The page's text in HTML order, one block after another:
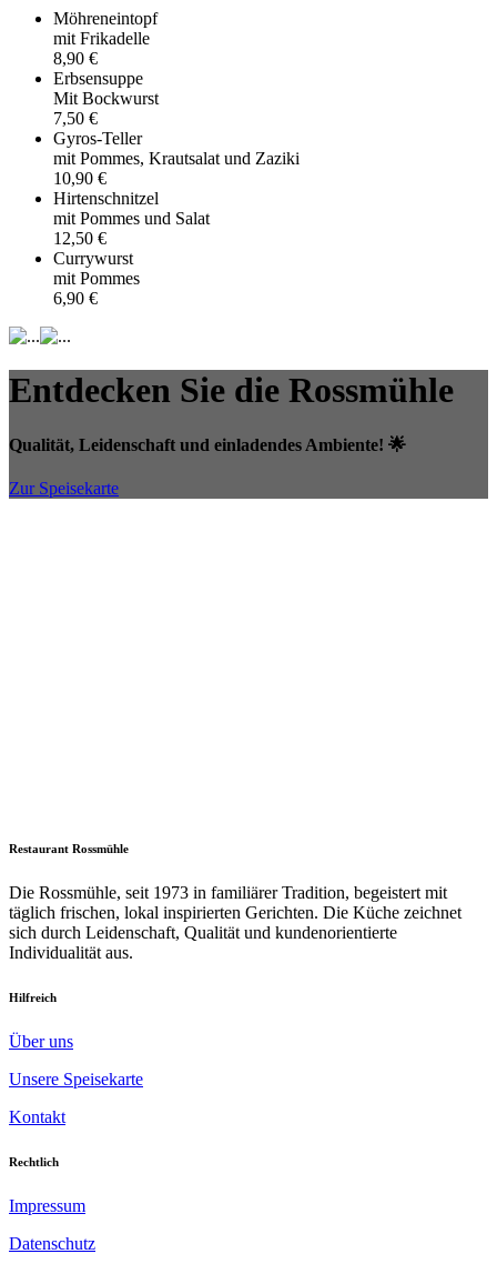
Möhreneintopf
mit Frikadelle
8,90 €
Erbsensuppe
Mit Bockwurst
7,50 €
Gyros-Teller
mit Pommes, Krautsalat und Zaziki
10,90 €
Hirtenschnitzel
mit Pommes und Salat
12,50 €
Currywurst
mit Pommes
6,90 €
Entdecken Sie die Rossmühle
Qualität, Leidenschaft und einladendes Ambiente! 🌟
Zur Speisekarte
Restaurant Rossmühle
Die Rossmühle, seit 1973 in familiärer Tradition, begeistert mit
täglich frischen, lokal inspirierten Gerichten. Die Küche zeichnet
sich durch Leidenschaft, Qualität und kundenorientierte
Individualität aus.
Hilfreich
Über uns
Unsere Speisekarte
Kontakt
Rechtlich
Impressum
Datenschutz